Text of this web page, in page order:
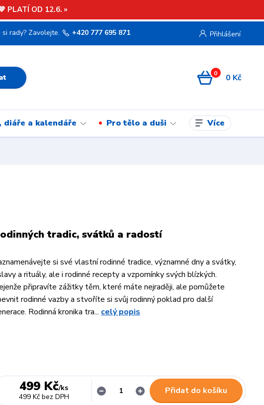
PLATÍ OD 12.6. »
Přihlášení
si rady? Zavolejte. +420 777 695 871
0 0 Kč
diáře a kalendáře Pro tělo a duši Více
tradic, svátků a radostí
si své vlastní rodinné tradice, významné dny a svátky,
a rituály, ale i rodinné recepty a vzpomínky svých blízkých.
připravíte zážitky těm, které máte nejraději, ale pomůžete
rodinné vazby a stvoříte si svůj rodinný poklad pro další
Rodinná kronika tra... celý popis
499 Kč/ks
499 Kč bez DPH
Přidat do košíku